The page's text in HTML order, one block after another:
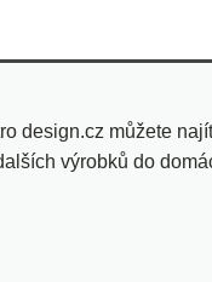
design.cz můžete
výrobků do